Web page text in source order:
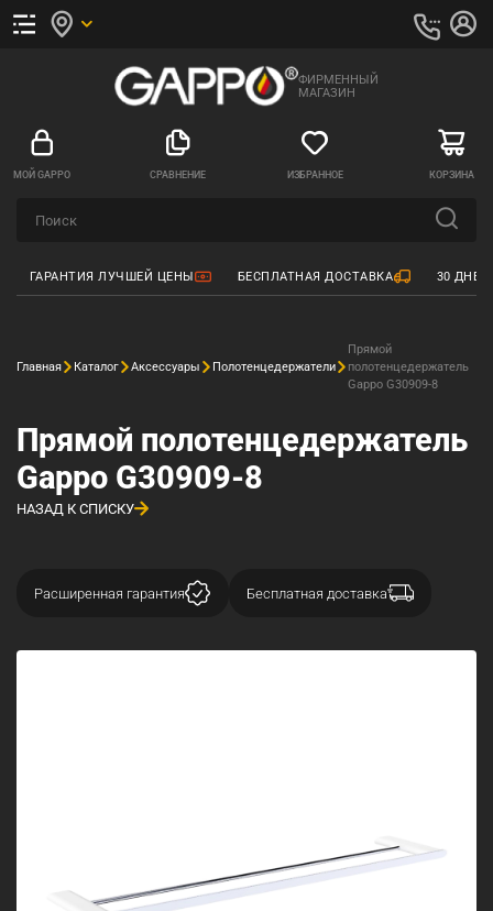
ФИРМЕННЫЙ
МАГАЗИН
МОЙ GAPPO СРАВНЕНИЕ ИЗБРАННОЕ КОРЗИНА
ГАРАНТИЯ ЛУЧШЕЙ ЦЕНЫ БЕСПЛАТНАЯ ДОСТАВКА 30
Главная Каталог Аксессуары Полотенцедержатели
Прямой
полотенцедержатель
Gappo G30909-8
Прямой полотенцедержатель
Gappo G30909-8
НАЗАД К СПИСКУ
Расширенная гарантия Бесплатная доставка